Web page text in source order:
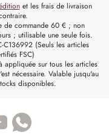
et les frais de livraison
de commande 60 € ; non
; utilisable une seule fois.
(Seuls les articles
FSC)
appliquée sur tous les articles
nécessaire. Valable jusqu'au
disponibles.